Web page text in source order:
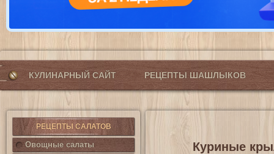
КУЛИНАРНЫЙ САЙТ РЕЦЕПТЫ ШАШЛЫКОВ
РЕЦЕПТЫ САЛАТОВ
Овощные салаты
Куриные